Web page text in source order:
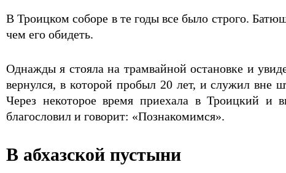
В Троицком соборе в те годы все было строго.
чем его обидеть.
Однажды я стояла на трамвайной остановке и
вернулся, в которой пробыл 20 лет, и служил
Через некоторое время приехала в Троицкий
благословил и говорит: «Познакомимся».
В абхазской пустыни